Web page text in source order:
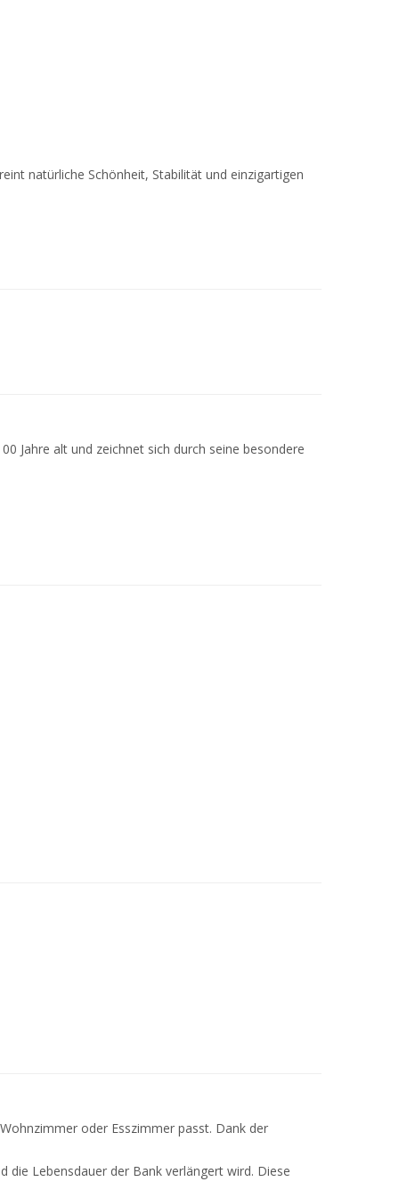
natürliche Schönheit, Stabilität und einzigartigen
Jahre alt und zeichnet sich durch seine besondere
oder Esszimmer passt. Dank der
die Lebensdauer der Bank verlängert wird. Diese